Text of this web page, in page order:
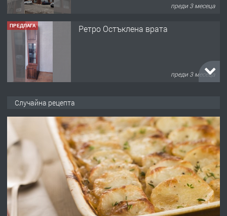
преди 3 месеца
ПРЕДЛАГА Ретро Остъклена врата
преди 3 месеца
преди 10 месеца
Професионална броячна машина -
със сертификат от ЕЦБ
преди 1 година
Случайна рецепта